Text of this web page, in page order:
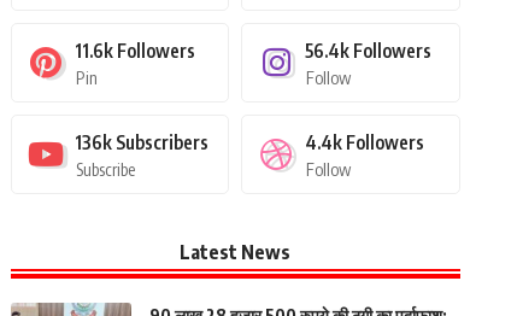
11.6k Followers
Pin
56.4k Followers
Follow
136k Subscribers
Subscribe
4.4k Followers
Follow
Latest News